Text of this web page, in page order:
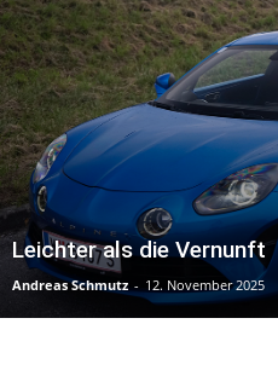
Leichter als die Vernunft
Andreas Schmutz - 12. November 2025